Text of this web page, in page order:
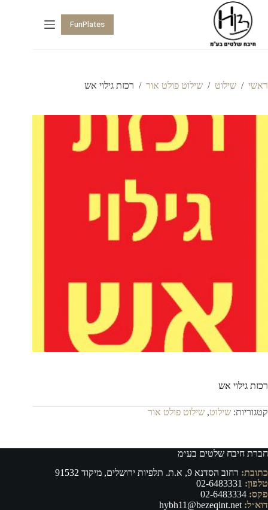
FunPlates
ראשי / שילוט / שילוט פולט אור / רכזת גילוי אש
רכזת גילוי אש
קטגוריות: שילוט, שילוט פולט אור
חברת חיבח שלטים בע״מ
כתובת: רחוב הסדנא 9, א.ת. תלפיות ירושלים, מיקוד 91532
טלפון: 02-6483331
פקס:
דוא״ל: hybh11@bezeqint.net